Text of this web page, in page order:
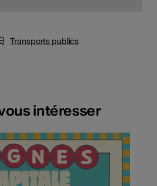
Transports publics
intéresser